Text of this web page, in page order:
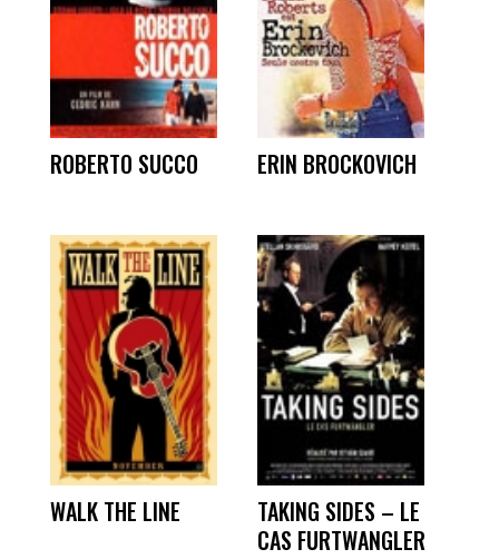
ROBERTO SUCCO ERIN BROCKOVICH
WALK THE LINE
TAKING SIDES – LE
CAS FURTWANGLER